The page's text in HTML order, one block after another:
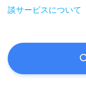
談サービスについて